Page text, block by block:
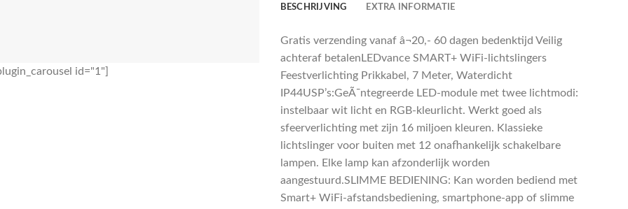
id="1"]
BESCHRIJVING EXTRA INFORMATIE
Gratis verzending vanaf â¬20,- 60 dagen bedenktijd Veilig
achteraf betalenLEDvance SMART+ WiFi-lichtslingers
Feestverlichting Prikkabel, 7 Meter, Waterdicht
IP44USP’s:GeÃ¯ntegreerde LED-module met twee lichtmodi:
instelbaar wit licht en RGB-kleurlicht. Werkt goed als
sfeerverlichting met zijn 16 miljoen kleuren. Klassieke
lichtslinger voor buiten met 12 onafhankelijk schakelbare
lampen. Elke lamp kan afzonderlijk worden
aangestuurd.SLIMME BEDIENING: Kan worden bediend met
Smart+ WiFi-afstandsbediening, smartphone-app of slimme